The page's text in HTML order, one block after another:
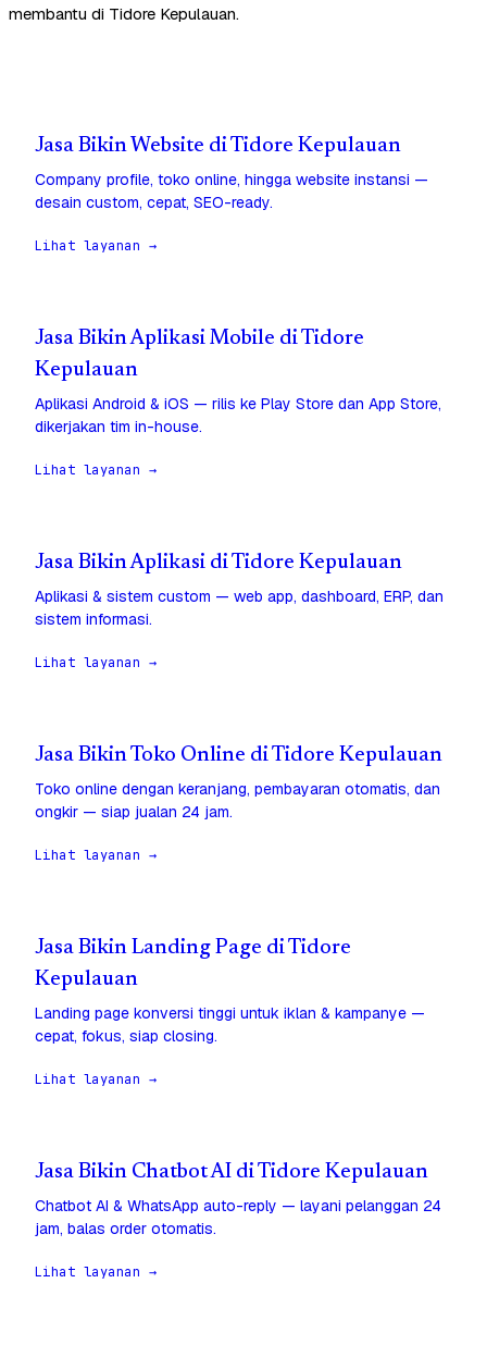
membantu di Tidore Kepulauan.
Jasa Bikin Website di Tidore Kepulauan
Company profile, toko online, hingga website instansi —
desain custom, cepat, SEO-ready.
Lihat layanan →
Jasa Bikin Aplikasi Mobile di Tidore
Kepulauan
Aplikasi Android & iOS — rilis ke Play Store dan App Store,
dikerjakan tim in-house.
Lihat layanan →
Jasa Bikin Aplikasi di Tidore Kepulauan
Aplikasi & sistem custom — web app, dashboard, ERP, dan
sistem informasi.
Lihat layanan →
Jasa Bikin Toko Online di Tidore Kepulauan
Toko online dengan keranjang, pembayaran otomatis, dan
ongkir — siap jualan 24 jam.
Lihat layanan →
Jasa Bikin Landing Page di Tidore
Kepulauan
Landing page konversi tinggi untuk iklan & kampanye —
cepat, fokus, siap closing.
Lihat layanan →
Jasa Bikin Chatbot AI di Tidore Kepulauan
Chatbot AI & WhatsApp auto-reply — layani pelanggan 24
jam, balas order otomatis.
Lihat layanan →